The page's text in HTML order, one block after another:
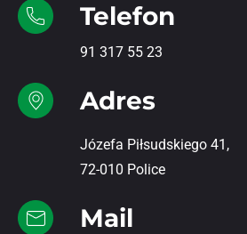
Telefon
91 317 55 23
Adres
Józefa Piłsudskiego 41,
72-010 Police
Mail